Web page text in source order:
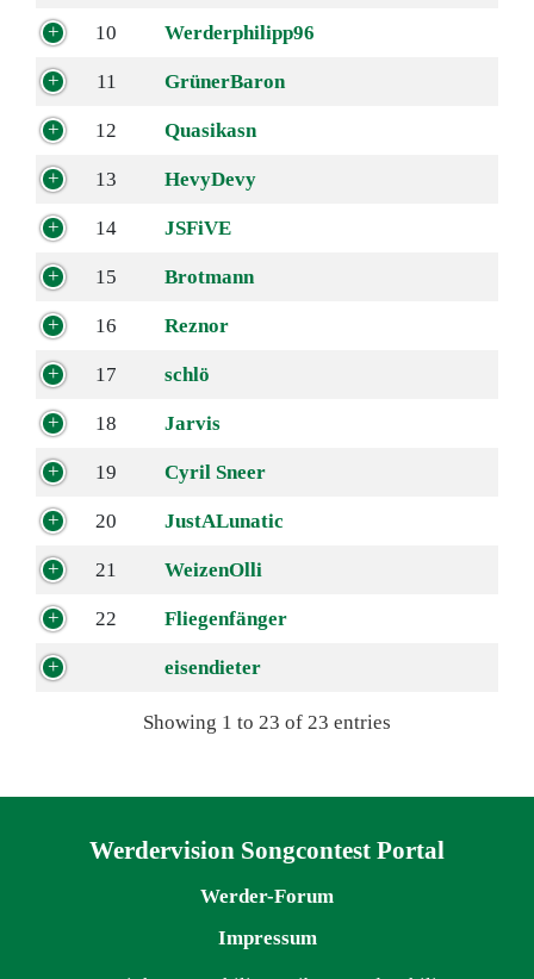
10 Werderphilipp96
11 GrünerBaron
12 Quasikasn
13 HevyDevy
14 JSFiVE
15 Brotmann
16 Reznor
17 schlö
18 Jarvis
19 Cyril Sneer
20 JustALunatic
21 WeizenOlli
22 Fliegenfänger
eisendieter
Showing 1 to 23 of 23 entries
Werdervision Songcontest Portal
Werder-Forum
Impressum